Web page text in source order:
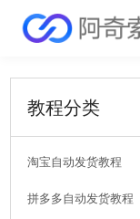
教程分类
淘宝自动发货教程
拼多多自动发货教程